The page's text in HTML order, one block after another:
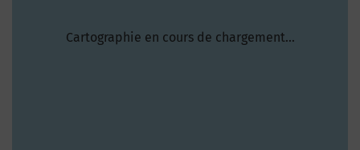
Cartographie en cours de chargement...